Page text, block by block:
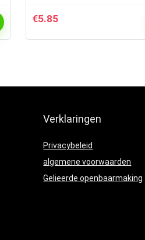
€5.85
Verklaringen
Privacybeleid
algemene voorwaarden
Gelieerde openbaarmaking